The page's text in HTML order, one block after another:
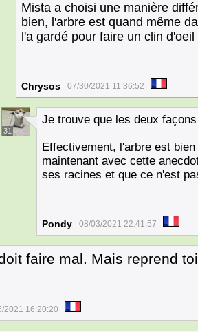
Mista a choisi une manière
bien, l'arbre est quand même
l'a gardé pour faire un clin
Chrysos 07/30/2021 11:36:52
31
Je trouve que les deux
Effectivement, l'arbre est
maintenant avec cette
ses racines et que ce n'est
Pondy 08/03/2021 22:41:57
faire mal. Mais reprend
2021 16:20:20